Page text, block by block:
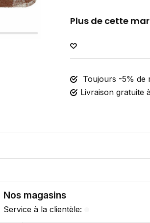
Plus de cette
Toujours -5% de
Livraison gratuite
Nos magasins
Service à la clientèle: